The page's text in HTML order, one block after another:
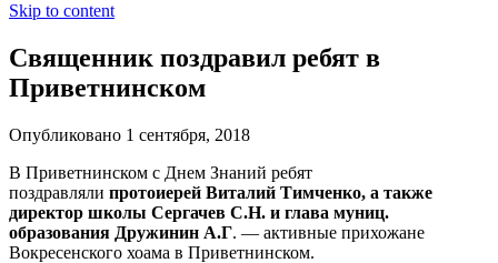
Skip to content
Священник поздравил ребят в
Приветнинском
Опубликовано 1 сентября, 2018
В Приветнинском с Днем Знаний ребят
поздравляли протоиерей Виталий Тимченко, а также
директор школы Сергачев С.Н. и глава муниц.
образования Дружинин А.Г. — активные прихожане
Вокресенского хоама в Приветнинском.